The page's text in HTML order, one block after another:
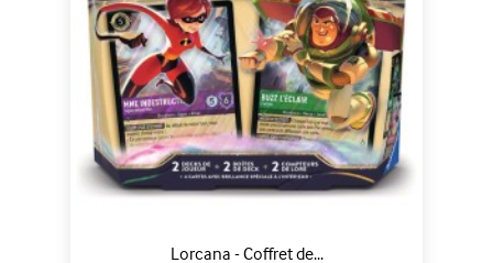
Lorcana - Coffret de...